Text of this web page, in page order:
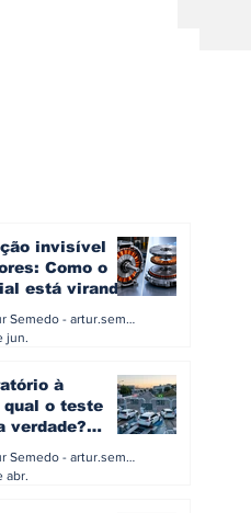
invisível
Como o
está virando
Artur Semedo - artur.semedo@publiracing.pt
jun.
à
qual o teste
verdade?
Artur Semedo - artur.semedo@publiracing.pt
abr.